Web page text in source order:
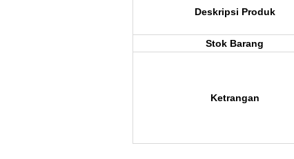
Deskripsi Produk
Stok Barang
Ketrangan